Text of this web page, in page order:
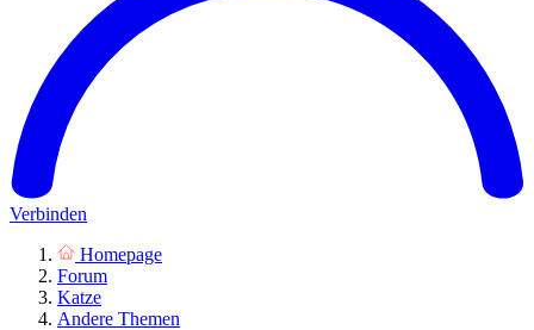
Verbinden
Homepage
Forum
Katze
Andere Themen